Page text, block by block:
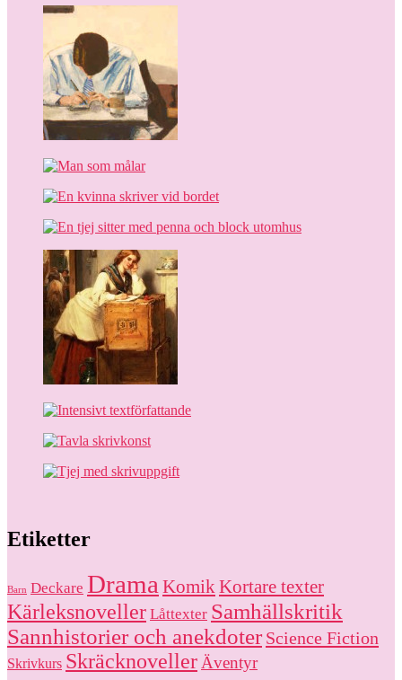
Etiketter
Barn Deckare Drama KomikKortare texter
Kärleksnoveller Låttexter Samhällskritik
Sannhistorier och anekdoter Science Fiction
Skrivkurs SkräcknovellerÄventyr